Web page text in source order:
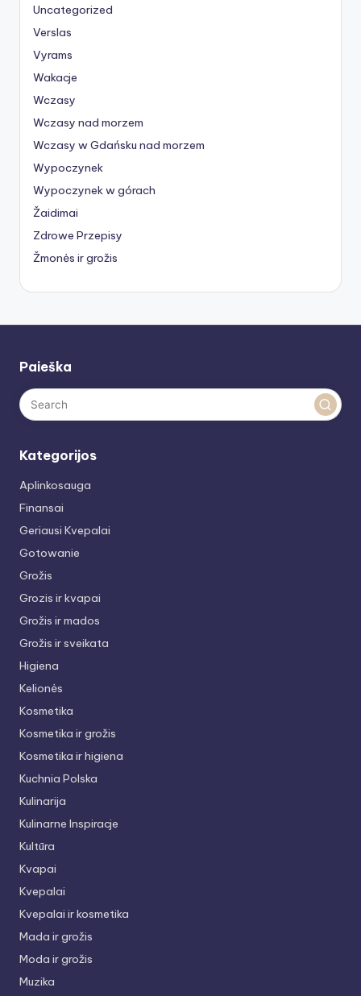
Uncategorized
Verslas
Vyrams
Wakacje
Wczasy
Wczasy nad morzem
Wczasy w Gdańsku nad morzem
Wypoczynek
Wypoczynek w górach
Žaidimai
Zdrowe Przepisy
Žmonės ir grožis
Paieška
Kategorijos
Aplinkosauga
Finansai
Geriausi Kvepalai
Gotowanie
Grožis
Grozis ir kvapai
Grožis ir mados
Grožis ir sveikata
Higiena
Kelionės
Kosmetika
Kosmetika ir grožis
Kosmetika ir higiena
Kuchnia Polska
Kulinarija
Kulinarne Inspiracje
Kultūra
Kvapai
Kvepalai
Kvepalai ir kosmetika
Mada ir grožis
Moda ir grožis
Muzika